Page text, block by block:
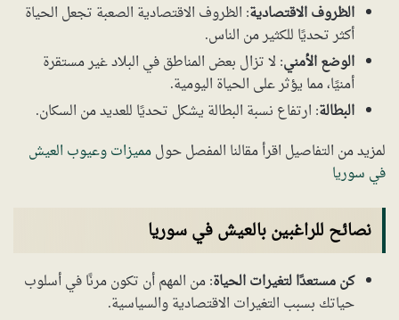
الظروف الاقتصادية: الظروف الاقتصادية الصعبة تجعل الحياة
أكثر تحديًا للكثير من الناس.
الوضع الأمني: لا تزال بعض المناطق في البلاد غير مستقرة
أمنيًا، مما يؤثر على الحياة اليومية.
البطالة: ارتفاع نسبة البطالة يشكل تحديًا للعديد من السكان.
لمزيد من التفاصيل اقرأ مقالنا المفصل حولمميزات وعيوب العيش
في سوريا
نصائح للراغبين بالعيش في سوريا
كن مستعدًا لتغيرات الحياة: من المهم أن تكون مرنًا في أسلوب
حياتك بسبب التغيرات الاقتصادية والسياسية.